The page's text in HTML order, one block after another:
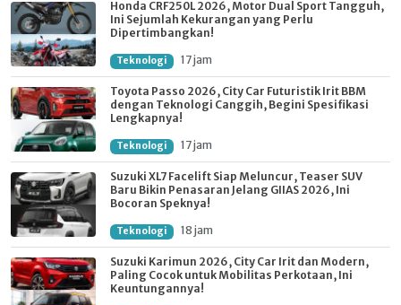
Honda CRF250L 2026, Motor Dual Sport Tangguh,
Ini Sejumlah Kekurangan yang Perlu
Dipertimbangkan!
Teknologi 17 jam
Toyota Passo 2026, City Car Futuristik Irit BBM
dengan Teknologi Canggih, Begini Spesifikasi
Lengkapnya!
Teknologi 17 jam
Suzuki XL7 Facelift Siap Meluncur, Teaser SUV
Baru Bikin Penasaran Jelang GIIAS 2026, Ini
Bocoran Speknya!
Teknologi 18 jam
Suzuki Karimun 2026, City Car Irit dan Modern,
Paling Cocok untuk Mobilitas Perkotaan, Ini
Keuntungannya!